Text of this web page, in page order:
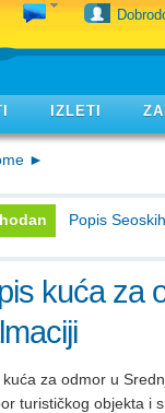
IZLETI
►
Popis
kuća za
kuća za odmor u
turističkog objekta i